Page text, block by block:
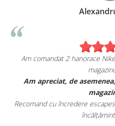
Alexandru
Am comandat 2 hanorace Nike.
magazinul
Am apreciat, de asemenea,
Recomand cu încredere
încălțăminte